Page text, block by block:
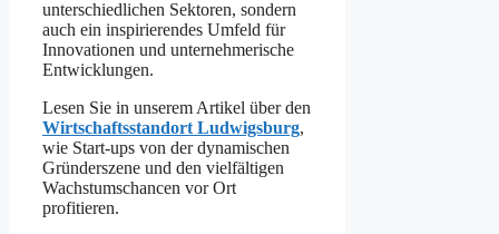
unterschiedlichen Sektoren, sondern
auch ein inspirierendes Umfeld für
Innovationen und unternehmerische
Entwicklungen.
Lesen Sie in unserem Artikel über den
Wirtschaftsstandort Ludwigsburg,
wie Start-ups von der dynamischen
Gründerszene und den vielfältigen
Wachstumschancen vor Ort
profitieren.